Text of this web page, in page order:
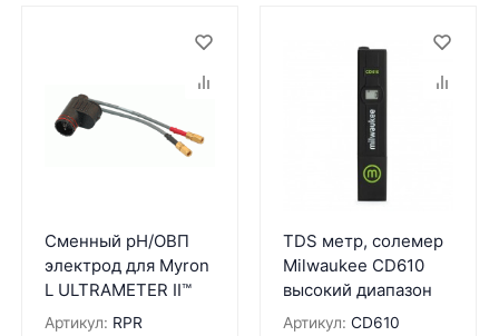
Сменный pH/ОВП
электрод для Myron
L ULTRAMETER II™
Артикул: RPR
TDS метр, солемер
Milwaukee CD610
высокий диапазон
Артикул: CD610